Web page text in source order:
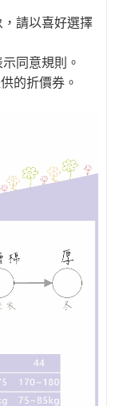
請以喜好選擇
同意規則。
的折價券。